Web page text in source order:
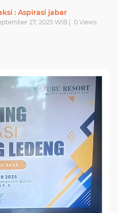
: Aspirasi jabar
27, 2025 WIB | 0Views